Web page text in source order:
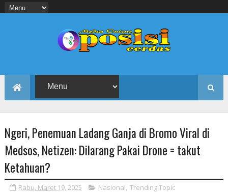
Ngeri, Penemuan Ladang Ganja di Bromo Viral di
Medsos, Netizen: Dilarang Pakai Drone = takut
Ketahuan?
Rabu, Maret 19, 2025 Nasional, Trending Topic